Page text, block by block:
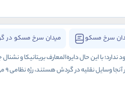
سرخ مسکو میدان سرخ مسکو در
با این حال دایره‌المعارف بریتانیکا و نشنال